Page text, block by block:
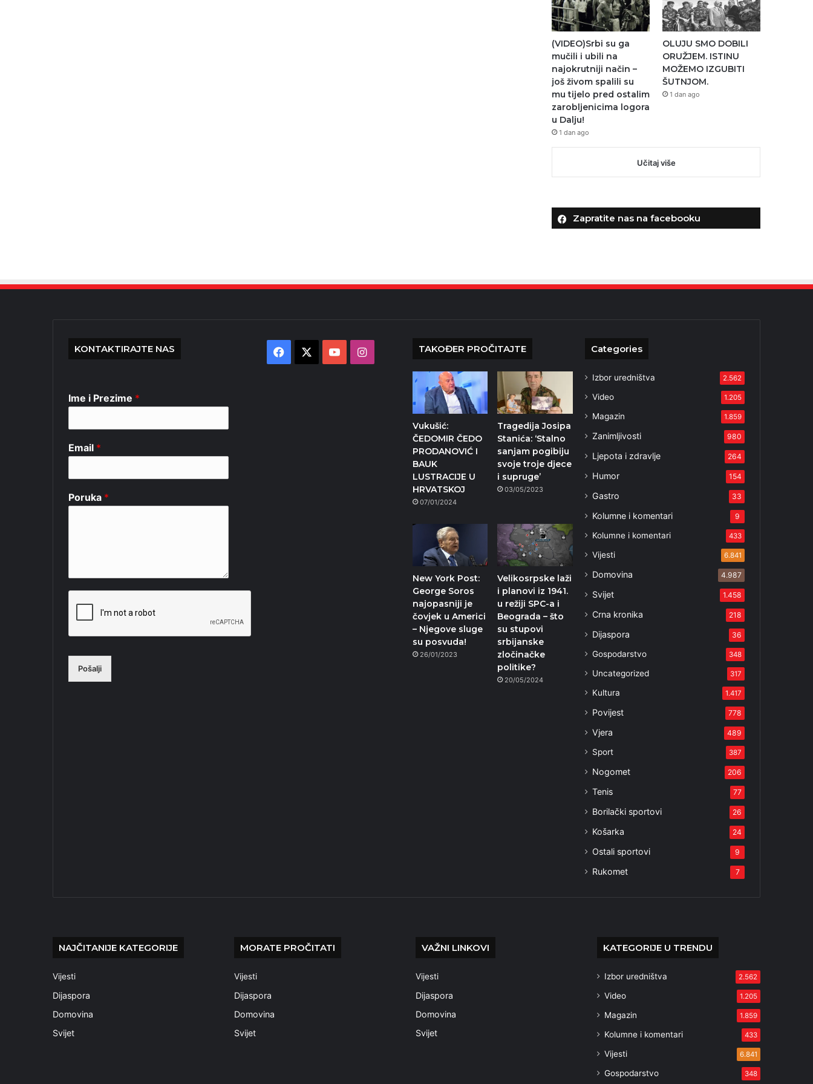
(VIDEO)Srbi su ga
mučili i ubili na
najokrutniji način –
još živom spalili su
mu tijelo pred ostalim
zarobljenicima logora
u Dalju!
1 dan ago
OLUJU SMO DOBILI
ORUŽJEM. ISTINU
MOŽEMO IZGUBITI
ŠUTNJOM.
1 dan ago
Učitaj više
Zapratite nas na facebooku
KONTAKTIRAJTE NAS
Ime i Prezime *
Email *
Poruka *
Pošalji
Facebook YouTubeInstagram TAKOĐER PROČITAJTE
Vukušić:
ČEDOMIR ČEDO
PRODANOVIĆ I
BAUK
LUSTRACIJE U
HRVATSKOJ
07/01/2024
Tragedija Josipa
Stanića: ‘Stalno
sanjam pogibiju
svoje troje djece
i supruge’
03/05/2023
New York Post:
George Soros
najopasniji je
čovjek u Americi
– Njegove sluge
su posvuda!
26/01/2023
Velikosrpske laži
i planovi iz 1941.
u režiji SPC-a i
Beograda – što
su stupovi
srbijanske
zločinačke
politike?
20/05/2024
Categories
Izbor uredništva 2.562
Video 1.205
Magazin 1.859
Zanimljivosti 980
Ljepota i zdravlje 264
Humor 154
Gastro 33
Kolumne i komentari 9
Kolumne i komentari 433
Vijesti 6.841
Domovina 4.987
Svijet 1.458
Crna kronika 218
Dijaspora 36
Gospodarstvo 348
Uncategorized 317
Kultura 1.417
Povijest 778
Vjera 489
Sport 387
Nogomet 206
Tenis 77
Borilački sportovi 26
Košarka 24
Ostali sportovi 9
Rukomet 7
NAJČITANIJE KATEGORIJE
Vijesti
Dijaspora
Domovina
Svijet
MORATE PROČITATI
Vijesti
Dijaspora
Domovina
Svijet
VAŽNI LINKOVI
Vijesti
Dijaspora
Domovina
Svijet
KATEGORIJE U TRENDU
Izbor uredništva 2.562
Video 1.205
Magazin 1.859
Kolumne i komentari 433
Vijesti 6.841
Gospodarstvo 348